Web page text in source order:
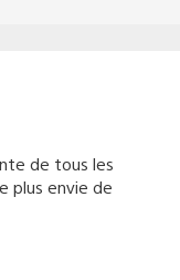
de tous les
plus envie de